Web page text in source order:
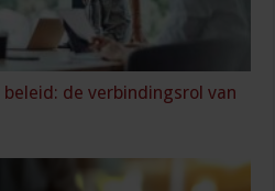
de verbindingsrol van